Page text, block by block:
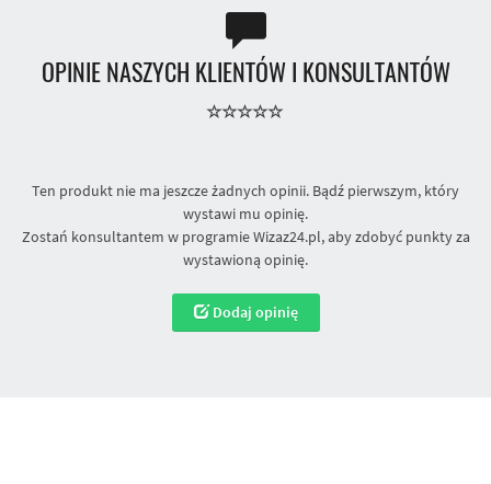
OPINIE NASZYCH KLIENTÓW I KONSULTANTÓW
Ten produkt nie ma jeszcze żadnych opinii. Bądź pierwszym, który
wystawi mu opinię.
Zostań konsultantem w programie Wizaz24.pl, aby zdobyć punkty za
wystawioną opinię.
Dodaj opinię